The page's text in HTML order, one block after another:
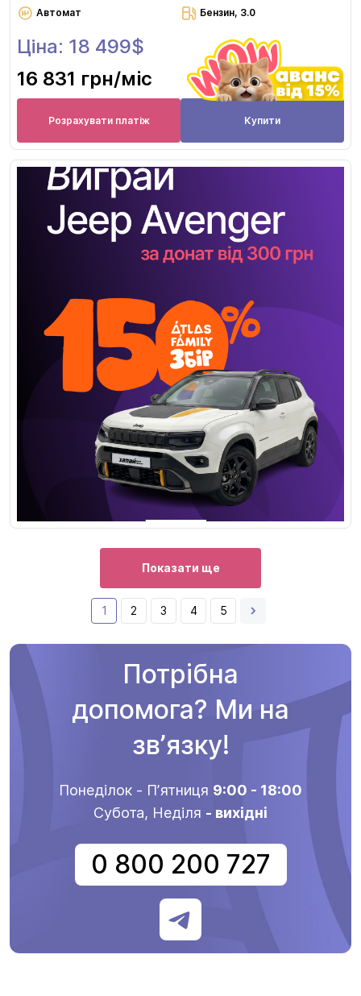
Автомат Бензин, 3.0
Ціна: 18 499$
16 831 грн/міс
Розрахувати платіж Купити
Показати ще
1 2 3 4 5
Потрібна
допомога? Ми на
звʼязку!
Понеділок - Пʼятниця 9:00 - 18:00
Субота, Неділя - вихідні
0 800 200 727